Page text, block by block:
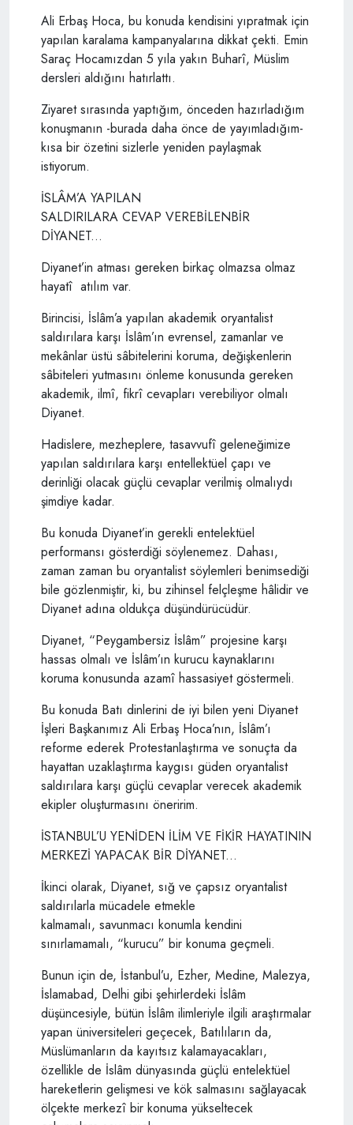
Ali Erbaş Hoca, bu konuda kendisini yıpratmak için
yapılan karalama kampanyalarına dikkat çekti. Emin
Saraç Hocamızdan 5 yıla yakın Buharî, Müslim
dersleri aldığını hatırlattı.
Ziyaret sırasında yaptığım, önceden hazırladığım
konuşmanın -burada daha önce de yayımladığım-
kısa bir özetini sizlerle yeniden paylaşmak
istiyorum.
İSLÂM’A YAPILAN
SALDIRILARA CEVAP VEREBİLENBİR
DİYANET...
Diyanet’in atması gereken birkaç olmazsa olmaz
hayatî atılım var.
Birincisi, İslâm’a yapılan akademik oryantalist
saldırılara karşı İslâm’ın evrensel, zamanlar ve
mekânlar üstü sâbitelerini koruma, değişkenlerin
sâbiteleri yutmasını önleme konusunda gereken
akademik, ilmî, fikrî cevapları verebiliyor olmalı
Diyanet.
Hadislere, mezheplere, tasavvufî geleneğimize
yapılan saldırılara karşı entellektüel çapı ve
derinliği olacak güçlü cevaplar verilmiş olmalıydı
şimdiye kadar.
Bu konuda Diyanet’in gerekli entelektüel
performansı gösterdiği söylenemez. Dahası,
zaman zaman bu oryantalist söylemleri benimsediği
bile gözlenmiştir, ki, bu zihinsel felçleşme hâlidir ve
Diyanet adına oldukça düşündürücüdür.
Diyanet, “Peygambersiz İslâm” projesine karşı
hassas olmalı ve İslâm’ın kurucu kaynaklarını
koruma konusunda azamî hassasiyet göstermeli.
Bu konuda Batı dinlerini de iyi bilen yeni Diyanet
İşleri Başkanımız Ali Erbaş Hoca’nın, İslâm’ı
reforme ederek Protestanlaştırma ve sonuçta da
hayattan uzaklaştırma kaygısı güden oryantalist
saldırılara karşı güçlü cevaplar verecek akademik
ekipler oluşturmasını öneririm.
İSTANBUL’U YENİDEN İLİM VE FİKİR HAYATININ
MERKEZİ YAPACAK BİR DİYANET...
İkinci olarak, Diyanet, sığ ve çapsız oryantalist
saldırılarla mücadele etmekle
kalmamalı, savunmacı konumla kendini
sınırlamamalı, “kurucu” bir konuma geçmeli.
Bunun için de, İstanbul’u, Ezher, Medine, Malezya,
İslamabad, Delhi gibi şehirlerdeki İslâm
düşüncesiyle, bütün İslâm ilimleriyle ilgili araştırmalar
yapan üniversiteleri geçecek, Batılıların da,
Müslümanların da kayıtsız kalamayacakları,
özellikle de İslâm dünyasında güçlü entelektüel
hareketlerin gelişmesi ve kök salmasını sağlayacak
ölçekte merkezî bir konuma yükseltecek